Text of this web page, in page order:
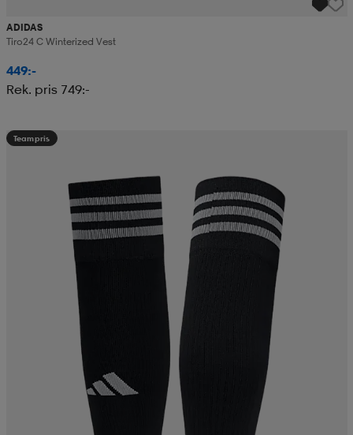
ADIDAS
Tiro24 C Winterized Vest
449:-
Rek. pris 749:-
Teampris